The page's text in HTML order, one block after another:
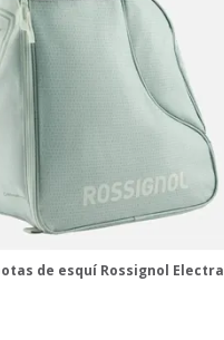
de esquí Rossignol Electra